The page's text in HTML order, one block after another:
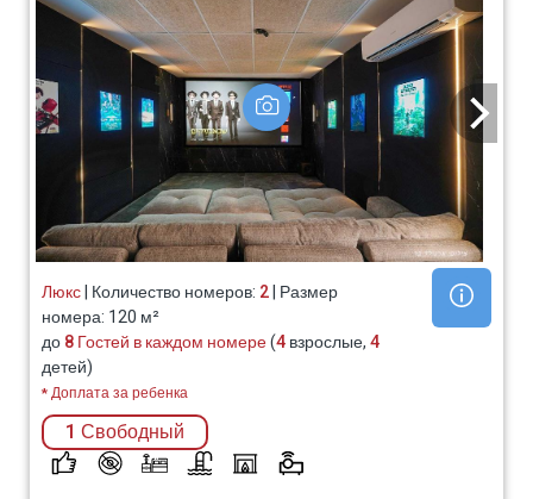
Люкс| Количество номеров: 2| Размер
номера: 120 м²
до8 Гостей в каждом номере(4взрослые,4
детей)
* Доплата за ребенка
1 Свободный